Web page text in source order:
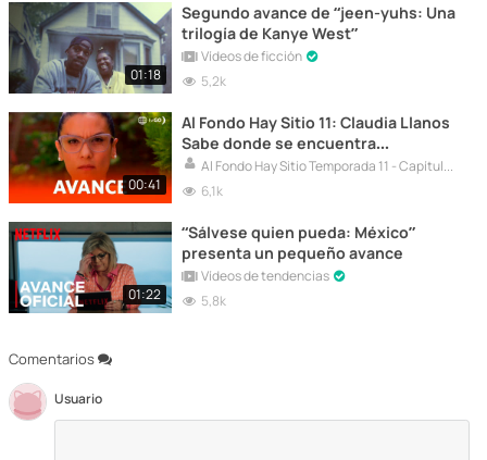
Comentarios
Usuario
01:18
Segundo avance de “jeen-yuhs: Una
trilogía de Kanye West”
Vídeos de ficción
5,2k
00:41
Al Fondo Hay Sitio 11: Claudia Llanos
Sabe donde se encuentra
Franchesca Maldini (AVANCE)
Al Fondo Hay Sitio Temporada 11 - Capítulos Completos HD
6,1k
01:22
“Sálvese quien pueda: México”
presenta un pequeño avance
Vídeos de tendencias
5,8k